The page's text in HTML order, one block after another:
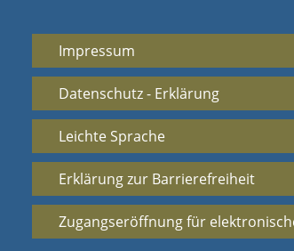
Impressum
Datenschutz - Erklärung
Leichte Sprache
Erklärung zur Barrierefreiheit
Zugangseröffnung für